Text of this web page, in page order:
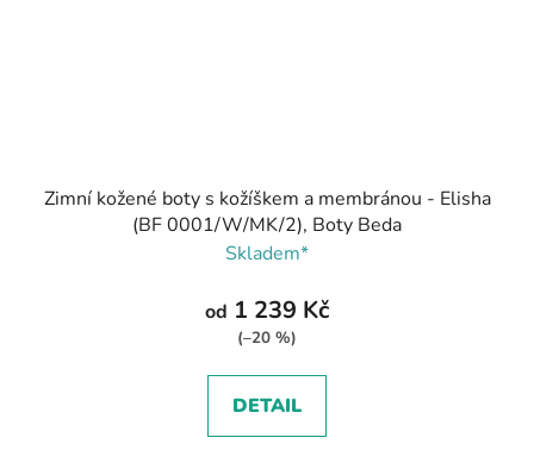
Zimní kožené boty s kožíškem a membránou - Elisha
(BF 0001/W/MK/2), Boty Beda
Skladem*
od 1 239 Kč
(–20 %)
DETAIL